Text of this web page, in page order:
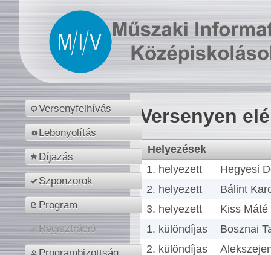
Versenyfelhívás
Lebonyolítás
Díjazás
Szponzorok
Program
Regisztráció
Programbizottság
Versenyen
Helyezések
1. helyezett
Hegyesi
2. helyezett
Bálint
3. helyezett
Kiss
1. különdíjas
Bosznai
2. különdíjas